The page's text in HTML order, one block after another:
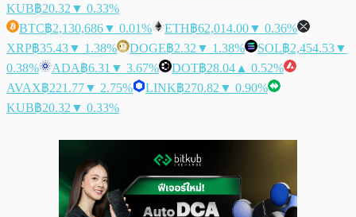
KUB฿20.32 ▼ 0.33%
BTC฿2,130,686▼ 0.01% ETH฿62,014.00▼ 0.36%
XRP฿35.43▼ 1.38% DOGE฿2.32 ▼ 1.38% SOL฿2,454.53▼
0.38%
ADA฿6.31 ▼ 3.67% DOT฿28.04 ▲ 0.52%
AVAX฿221.77▼ 2.75% LINK฿270.82 ▼ 0.90%
KUB฿20.32 ▼ 0.33%